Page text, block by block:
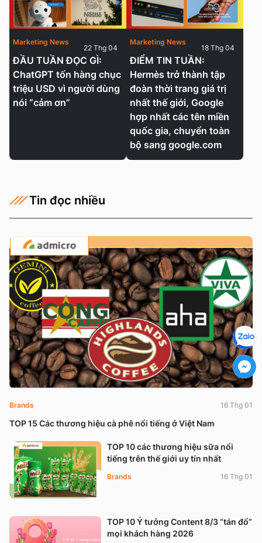
ĐẦU TUẦN ĐỌC GÌ:
ChatGPT tốn hàng chục
triệu USD vì người dùng
nói “cảm ơn”
Marketing News
22 Thg 04
ĐIỂM TIN TUẦN:
Hermès trở thành tập
đoàn thời trang giá trị
nhất thế giới, Google
hợp nhất các tên miền
quốc gia, chuyển toàn
bộ sang google.com
Marketing News
18 Thg 04
Tin đọc nhiều
TOP 15 Các thương hiệu cà phê nổi tiếng ở Việt Nam
Brands 16 Thg 01
TOP 10 các thương hiệu sữa nổi
tiếng trên thế giới uy tín nhất
Brands 16 Thg 01
TOP 10 Ý tưởng Content 8/3 “tán đổ”
mọi khách hàng 2026